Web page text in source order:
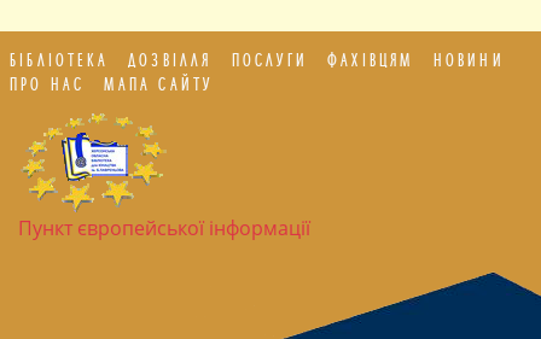
БІБЛІОТЕКА ДОЗВІЛЛЯ ПОСЛУГИ ФАХІВЦЯМ
НОВИНИ
ПРО НАС
МАПА САЙТУ
Пункт європейської інформації